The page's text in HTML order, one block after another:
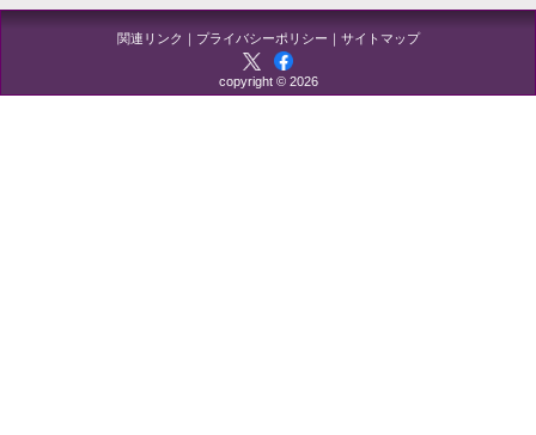
関連リンク ｜ プライバシーポリシー ｜ サイトマップ
copyright © 2026